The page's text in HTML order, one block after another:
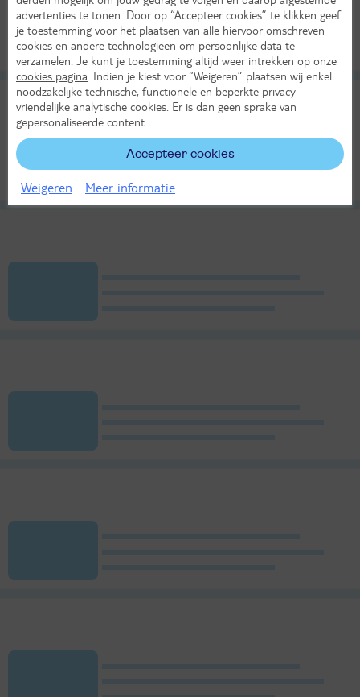
advertenties te tonen. Door op “Accepteer cookies” te klikken geef
je toestemming voor het plaatsen van alle hiervoor omschreven
cookies en andere technologieën om persoonlijke data te
verzamelen. Je kunt je toestemming altijd weer intrekken op onze
cookies pagina . Indien je kiest voor “Weigeren” plaatsen wij enkel
noodzakelijke technische, functionele en beperkte privacy-
vriendelijke analytische cookies. Er is dan geen sprake van
gepersonaliseerde content.
Accepteer cookies
Weigeren Meer informatie